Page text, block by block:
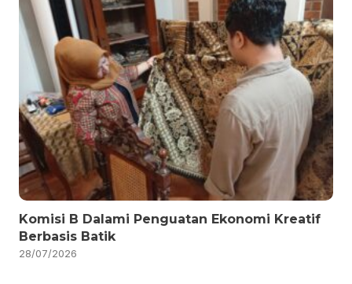
Komisi B Dalami Penguatan Ekonomi Kreatif
Berbasis Batik
28/07/2026